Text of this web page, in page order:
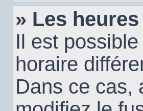
» Les
Il est
horaire
Dans ce